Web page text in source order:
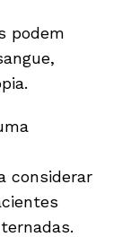
podem
considerar